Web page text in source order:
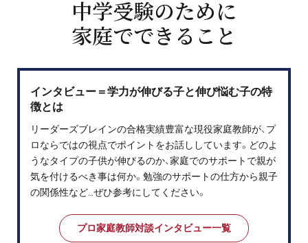
中学受験のために
家庭でできること
インタビュー＝学力が伸びる子と伸び悩む子の特
徴とは
リーダーズブレインの合格実績豊富な現役家庭教師が、プ
ロならではの視点でポイントをお話ししています。どのよ
うなタイプの子供が伸びるのか、家庭でのサポートで親が
気を付けるべき事は何か。勉強のサポートの仕方から親子
の関係性など…ぜひ参考にしてください。
プロ家庭教師対談インタビュー一覧